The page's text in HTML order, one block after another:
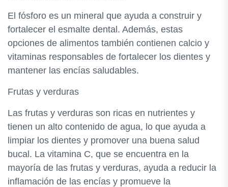
El fósforo es un mineral que ayuda a construir y
fortalecer el esmalte dental. Además, estas
opciones de alimentos también contienen calcio y
vitaminas responsables de fortalecer los dientes y
mantener las encías saludables.
Frutas y verduras
Las frutas y verduras son ricas en nutrientes y
tienen un alto contenido de agua, lo que ayuda a
limpiar los dientes y promover una buena salud
bucal. La vitamina C, que se encuentra en la
mayoría de las frutas y verduras, ayuda a reducir la
inflamación de las encías y promueve la